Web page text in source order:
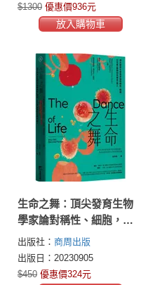
$1300 優惠價936元
放入購物車
生命之舞：頂尖發育生物
學家論對稱性、細胞，以
及單一細胞如何變成一個
人
出版社： 商周出版
出版日：20230905
$450 優惠價324元